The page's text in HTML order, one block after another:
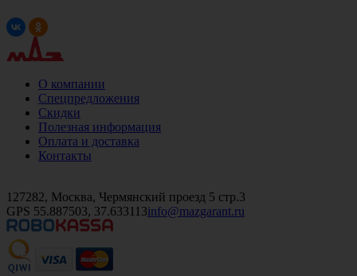
О компании
Спецпредложения
Скидки
Полезная информация
Оплата и доставка
Контакты
127282, Москва, Чермянский проезд 5 стр.3
GPS 55.887503, 37.633113info@mazgarant.ru